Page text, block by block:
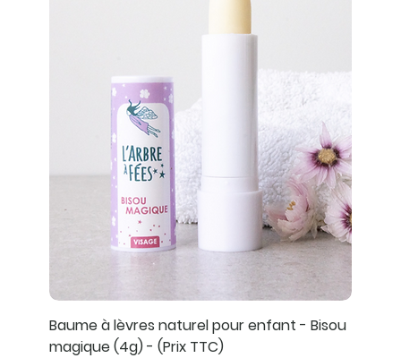
Baume à lèvres naturel pour enfant - Bisou
magique (4g) - (Prix TTC)